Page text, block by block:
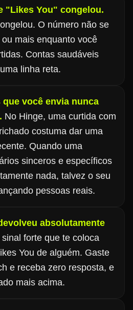
"Likes You" congelou.
O número não se
mais enquanto você
Contas saudáveis
linha reta.
você envia nunca
No Hinge, uma curtida com
costuma dar uma
Quando uma
sinceros e específicos
nada, talvez o seu
pessoas reais.
absolutamente
forte que te coloca
You de alguém. Gaste
e receba zero resposta, e
mais acima.